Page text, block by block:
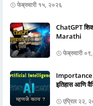
फेब्रुवारी १५, २०२६
ChatGPT
Marathi
फेब्रुवारी
Importance
इतिहास आणि
एप्रिल २२,